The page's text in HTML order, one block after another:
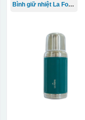
Bình giữ nhiệt La Fonte